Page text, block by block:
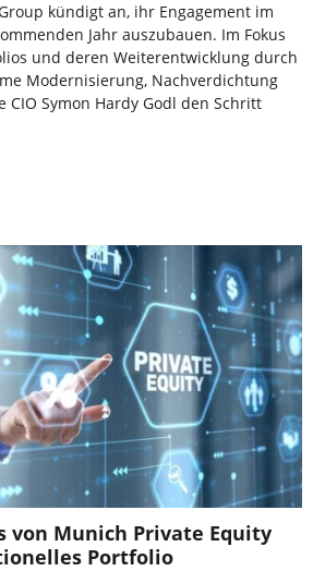
kündigt an, ihr Engagement im
Jahr auszubauen. Im Fokus
und deren Weiterentwicklung durch
Modernisierung, Nachverdichtung
CIO Symon Hardy Godl den Schritt
von Munich Private Equity
Portfolio